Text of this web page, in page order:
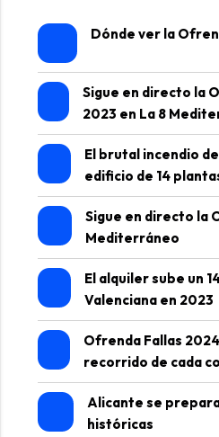
Dónde ver la
Sigue en directo la
2023 en La 8
El brutal incendio
edificio de 14
Sigue en directo la
Mediterráneo
El alquiler sube un
Valenciana en 2023
Ofrenda Fallas
recorrido de cada
Alicante se
históricas